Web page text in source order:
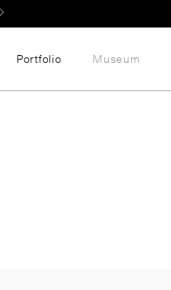
Portfolio Museum